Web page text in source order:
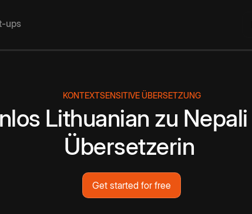
ups
KONTEXTSENSITIVE ÜBERSETZUNG
Lithuanian zu Nepali
Übersetzerin
Get started for free